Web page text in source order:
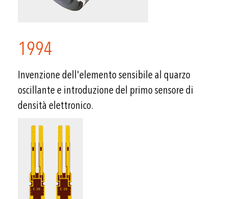
1994
Invenzione dell'elemento sensibile al quarzo
oscillante e introduzione del primo sensore di
densità elettronico.